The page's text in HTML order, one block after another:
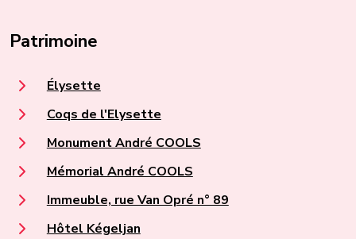
Patrimoine
Élysette
Coqs de l'Elysette
Monument André COOLS
Mémorial André COOLS
Immeuble, rue Van Opré n° 89
Hôtel Kégeljan